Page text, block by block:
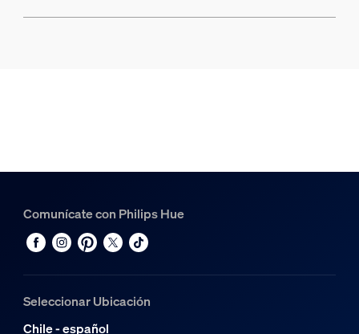
Comunícate con Philips Hue
Seleccionar Ubicación
Chile - español